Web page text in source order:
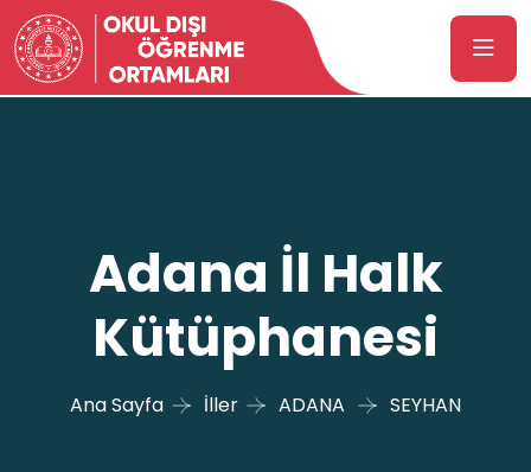
Adana İl Halk
Kütüphanesi
Ana Sayfa İller ADANA SEYHAN